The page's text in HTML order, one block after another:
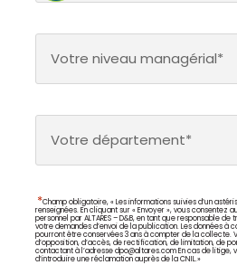
Votre niveau managérial*
Votre département*
*Champ obligatoire, « Les informations suivies d’un
renseignées. En cliquant sur « Envoyer », vous consentez
personnel par ALTARES – D&B, en tant que responsable
votre demandes d’envoi de la publication. Les données à
pourront être conservées 3 ans à compter de la collecte.
d’opposition, d’accès, de rectification, de limitation, de
contactant à l’adressedpo@altares.comEn cas de litige,
d’introduire une réclamation auprès de la CNIL.»